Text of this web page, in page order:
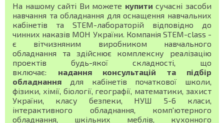
На нашому сайті Ви можете купити сучасні засоби
навчання та обладнання для оснащення навчальних
кабінетів та STEM-лабораторій відповідно до
чинних наказів МОН України. Компанія STEM-class -
є вітчизняним виробником навчального
обладнання та здійснює комплексну реалізацію
проектів будь-якої складності, що
включає: надання консультацій та підбір
обладнання для кабінетів початкової школи,
фізики, хімії, біології, географії, математики, захист
України, класу безпеки, НУШ 5-6 класи,
інтерактивного обладнання, комп'ютерного
обладнання, шкільних меблів, кухонного